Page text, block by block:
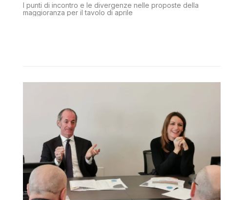
I punti di incontro e le divergenze nelle proposte della
maggioranza per il tavolo di aprile